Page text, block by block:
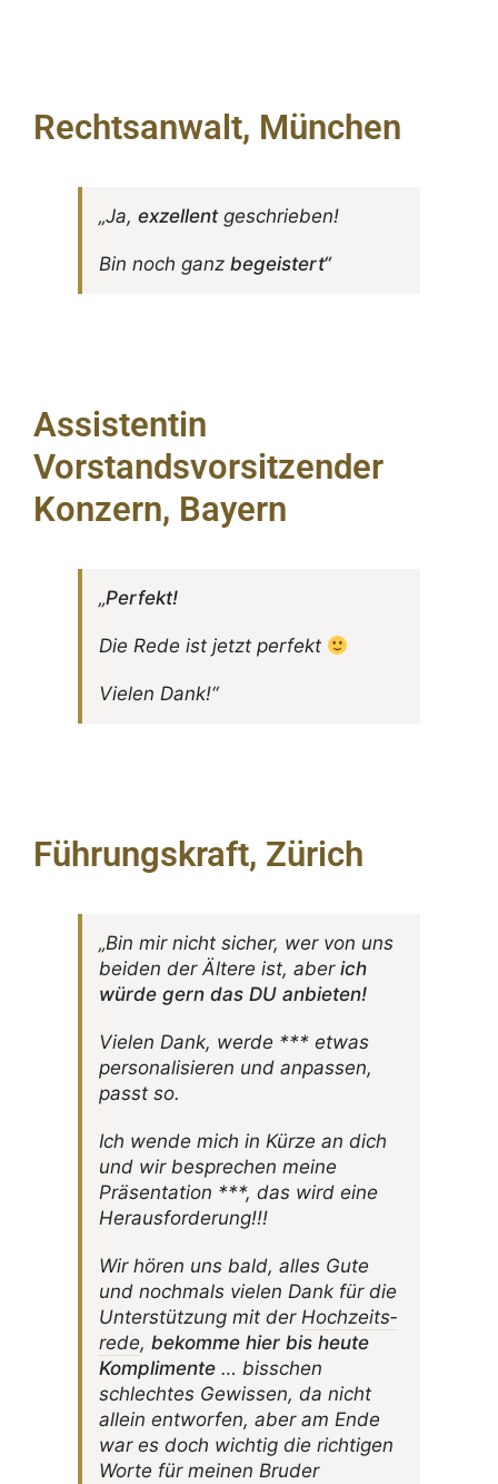
Rechtsanwalt, München
„Ja, exzel­lentgeschrieben!
Bin noch ganz begeis­tert“
Assistentin
Vorstandsvorsitzender
Konzern, Bayern
„Perfekt!
Die Rede ist jetzt perfekt
Vielen Dank!“
Führungskraft, Zürich
„Bin mir nicht sicher, wer von uns
beiden der Ältere ist, aber ich
würde gern das DU anbieten!
Vielen Dank, werde *** etwas
perso­na­li­sieren und anpassen,
passt so.
Ich wende mich in Kürze an dich
und wir bespre­chen meine
Präsen­ta­tion ***, das wird eine
Herausforderung!!!
Wir hören uns bald, alles Gute
und noch­mals vielen Dank für die
Unter­stüt­zung mit der Hoch­zeits­
rede, bekomme hier bis heute
Kompli­mente … biss­chen
schlechtes Gewissen, da nicht
allein entworfen, aber am Ende
war es doch wichtig die rich­tigen
Worte für meinen Bruder